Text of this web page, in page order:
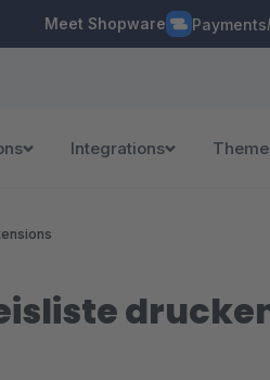
Meet Shopware Payments
Integrations